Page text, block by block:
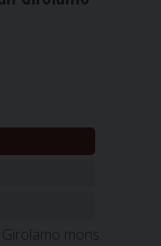
mons.